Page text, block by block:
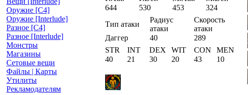
Оружие [С4]
Оружие [Interlude]
Разное [C4]
Разное [Interlude]
Монстры
Магазины
Сетовые вещи
Файлы | Карты
Утилиты
Рекламодателям
644
530 453
324
Тип атаки
Радиус
атаки
Скорость
атаки
Даггер
40
289
STR
INT DEX WIT CON
MEN
40
21 30 20 43 10